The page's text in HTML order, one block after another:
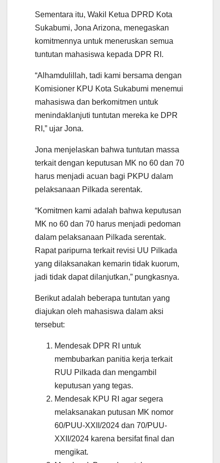
Sementara itu, Wakil Ketua DPRD Kota
Sukabumi, Jona Arizona, menegaskan
komitmennya untuk meneruskan semua
tuntutan mahasiswa kepada DPR RI.
“Alhamdulillah, tadi kami bersama dengan
Komisioner KPU Kota Sukabumi menemui
mahasiswa dan berkomitmen untuk
menindaklanjuti tuntutan mereka ke DPR
RI,” ujar Jona.
Jona menjelaskan bahwa tuntutan massa
terkait dengan keputusan MK no 60 dan 70
harus menjadi acuan bagi PKPU dalam
pelaksanaan Pilkada serentak.
“Komitmen kami adalah bahwa keputusan
MK no 60 dan 70 harus menjadi pedoman
dalam pelaksanaan Pilkada serentak.
Rapat paripurna terkait revisi UU Pilkada
yang dilaksanakan kemarin tidak kuorum,
jadi tidak dapat dilanjutkan,” pungkasnya.
Berikut adalah beberapa tuntutan yang
diajukan oleh mahasiswa dalam aksi
tersebut:
Mendesak DPR RI untuk
membubarkan panitia kerja terkait
RUU Pilkada dan mengambil
keputusan yang tegas.
Mendesak KPU RI agar segera
melaksanakan putusan MK nomor
60/PUU-XXII/2024 dan 70/PUU-
XXII/2024 karena bersifat final dan
mengikat.